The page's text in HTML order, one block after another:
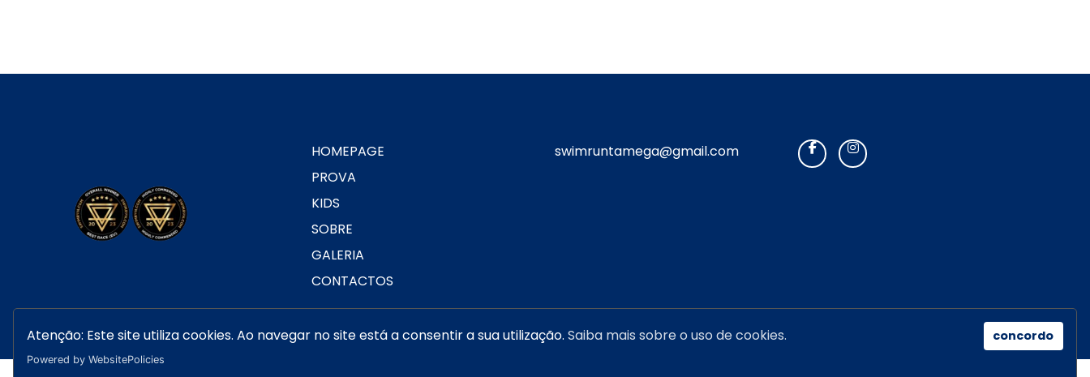
Atenção: Este site utiliza cookies. Ao navegar no site está a consentir a sua utilização. Saiba mais sobre o uso de cookies. concordo
Powered by WebsitePolicies
HOMEPAGE
PROVA
KIDS
SOBRE
GALERIA
CONTACTOS
swimruntamega@gmail.com